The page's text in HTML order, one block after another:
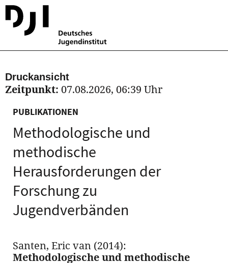
Druckansicht
Zeitpunkt: 07.08.2026, 06:39 Uhr
PUBLIKATIONEN
Methodologische und
methodische
Herausforderungen der
Forschung zu
Jugendverbänden
Santen, Eric van (2014):
Methodologische und methodische